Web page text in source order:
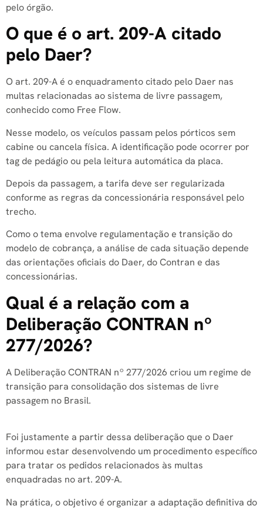
pelo órgão.
O que é o art. 209-A citado
pelo Daer?
O art. 209-A é o enquadramento citado pelo Daer nas
multas relacionadas ao sistema de livre passagem,
conhecido como Free Flow.
Nesse modelo, os veículos passam pelos pórticos sem
cabine ou cancela física. A identificação pode ocorrer por
tag de pedágio ou pela leitura automática da placa.
Depois da passagem, a tarifa deve ser regularizada
conforme as regras da concessionária responsável pelo
trecho.
Como o tema envolve regulamentação e transição do
modelo de cobrança, a análise de cada situação depende
das orientações oficiais do Daer, do Contran e das
concessionárias.
Qual é a relação com a
Deliberação CONTRAN nº
277/2026?
A Deliberação CONTRAN nº 277/2026 criou um regime de
transição para consolidação dos sistemas de livre
passagem no Brasil.
Foi justamente a partir dessa deliberação que o Daer
informou estar desenvolvendo um procedimento específico
para tratar os pedidos relacionados às multas
enquadradas no art. 209-A.
Na prática, o objetivo é organizar a adaptação definitiva do